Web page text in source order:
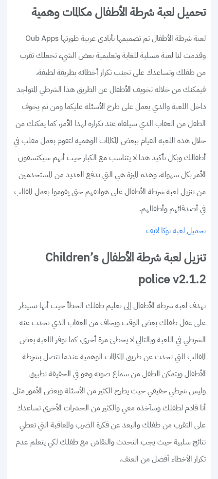
تحميل لعبة شرطة الأطفال مكالمات وهمية
لعبة شرطة الأطفال تم تصميمها بأيادي عربية طورتها Oub Apps
وقدمت لنا لعبة مسلية للغاية وتعليمية بعض الشيء تجعلك تقرب
من طفلك وتساعدك على تجنب تكرار أخطائه بطريقة لطيفة،
فيمكنك من خلاله تخويف الأطفال عن الطريق هذا الشرطي المتواجد
داخل اللعبة والذي يعمل على طرح الأسئلة عليكما ومن ثم يخوف
الطفل من العقاب الذي سيلقاه عند تكراره لهذا الأمر، كما يمكنك من
خلال هذه اللعبة القيام ببعض المكالمات الوهمية لتقوم بعمل مقلب في
أطفالك وبكل تأكيد هذا لا يتناسب مع الكبار حيث أنهم سيكتشفون
الأمر بكل سهولة، وهذه الميزة هي التي تدفع العديد من المستخدمين
من تنزيل لعبة شرطة الأطفال على هواتفهم حتى يقوموا بعمل المقالب
في أصدقائهم وأطفالهم.
تحميل لعبة توكا لايف
تنزيل لعبة شرطة الأطفال Children’s
police v2.1.2
تهدف لعبة شرطة الأطفال إلى تعليم طفلك الخطأ حيث أنها تسيطر
على عقل طفلك بعض الوقت ويخاف من العقاب الذي تحدث عنه
الشرطي في اللعبة وبالتالي لا يخطئ مرة أخرى، كما توفر اللعبة بعض
المقالب التي تحدث عن طريق المكالمات الوهمية عندما تتصل بشرطة
الأطفال ويتمكن الطفل من سماع صوته وهو في الحقيقة تطبيق
وليس شرطي حقيقي حيث يطرح الكثير من الأسئلة وبعض الأمور مثل
أنا قادم لطفلك وسآخذه معي والكثير من الحشرات الأخرى تساعدك
على التقرب من طفلك والبعد عن فكرة الضرب والمعاقبة التي تعطي
نتائج سلبية حيث يجب التحدث والنقاش مع طفلك لكي يتعلم عدم
تكرار الأخطاء أفضل من العنف.